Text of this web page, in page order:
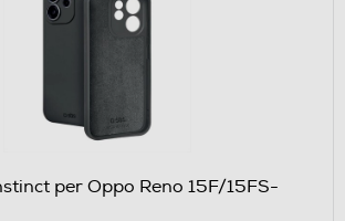
per Oppo Reno 15F/15FS-